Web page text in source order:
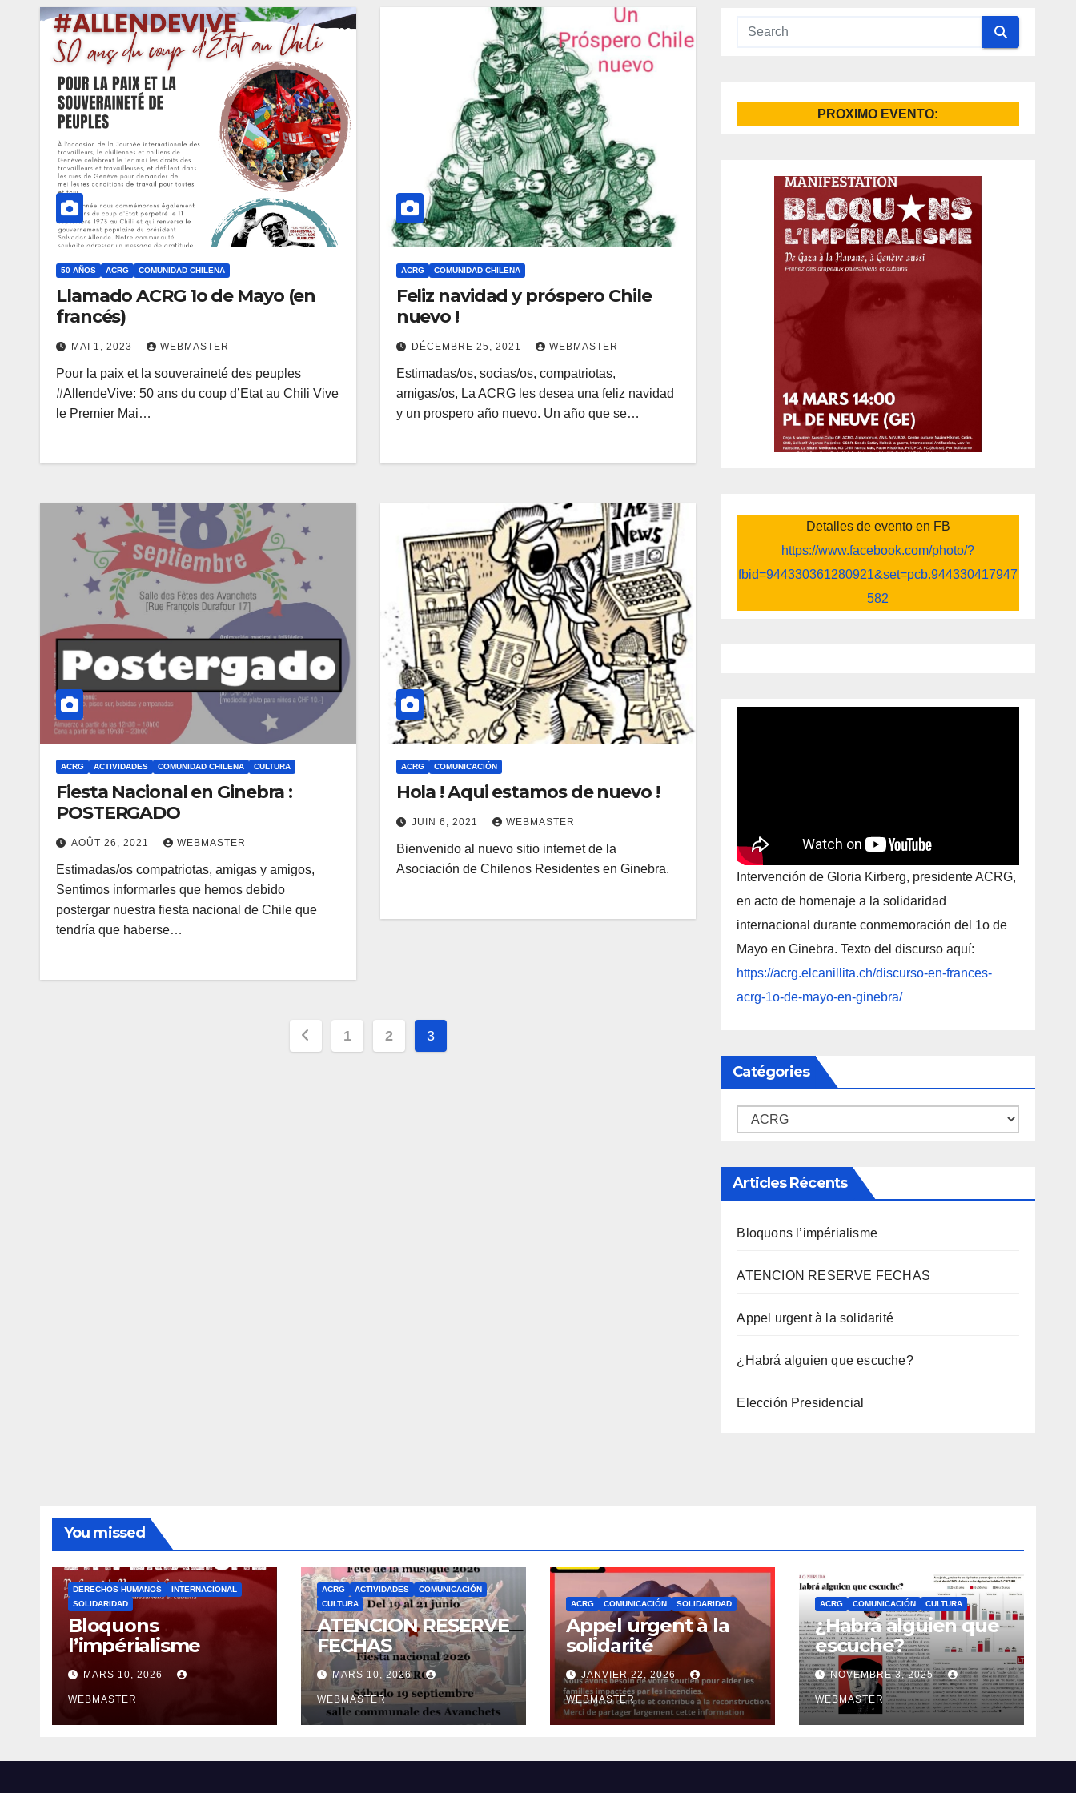
50 AÑOS ACRG COMUNIDAD CHILENA
Llamado ACRG 1o de Mayo (en
francés)
MAI 1, 2023 WEBMASTER
Pour la paix et la souveraineté des peuples
#AllendeVive: 50 ans du coup d’Etat au Chili Vive
le Premier Mai…
ACRG COMUNIDAD CHILENA
Feliz navidad y próspero Chile
nuevo !
DÉCEMBRE 25, 2021 WEBMASTER
Estimadas/os, socias/os, compatriotas,
amigas/os, La ACRG les desea una feliz navidad
y un prospero año nuevo. Un año que se…
ACRG ACTIVIDADES COMUNIDAD CHILENA CULTURA
Fiesta Nacional en Ginebra :
POSTERGADO
AOÛT 26, 2021 WEBMASTER
Estimadas/os compatriotas, amigas y amigos,
Sentimos informarles que hemos debido
postergar nuestra fiesta nacional de Chile que
tendría que haberse…
ACRG COMUNICACIÓN
Hola ! Aqui estamos de nuevo !
JUIN 6, 2021 WEBMASTER
Bienvenido al nuevo sitio internet de la
Asociación de Chilenos Residentes en Ginebra.
Pagination
1 2 3
PROXIMO EVENTO:
Detalles de evento en FB
https://www.facebook.com/photo/?
fbid=944330361280921&set=pcb.944330417947
582
Intervención de Gloria Kirberg, presidente ACRG,
en acto de homenaje a la solidaridad
internacional durante conmemoración del 1o de
Mayo en Ginebra. Texto del discurso aquí:
https://acrg.elcanillita.ch/discurso-en-frances-
acrg-1o-de-mayo-en-ginebra/
Catégories
Catégories
Articles Récents
Bloquons l’impérialisme
ATENCION RESERVE FECHAS
Appel urgent à la solidarité
¿Habrá alguien que escuche?
Elección Presidencial
You missed
DERECHOS HUMANOS
INTERNACIONAL
SOLIDARIDAD
Bloquons
l’impérialisme
MARS 10, 2026
WEBMASTER
ACRG ACTIVIDADES
COMUNICACIÓN
CULTURA
ATENCION RESERVE
FECHAS
MARS 10, 2026
WEBMASTER
ACRG COMUNICACIÓN SOLIDARIDAD
Appel urgent à la
solidarité
JANVIER 22, 2026
WEBMASTER
ACRG COMUNICACIÓN CULTURA
¿Habrá alguien que
escuche?
NOVEMBRE 3, 2025
WEBMASTER